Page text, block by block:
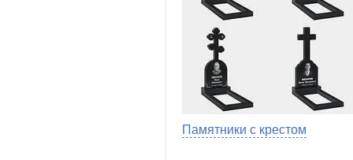
Памятники с крестом